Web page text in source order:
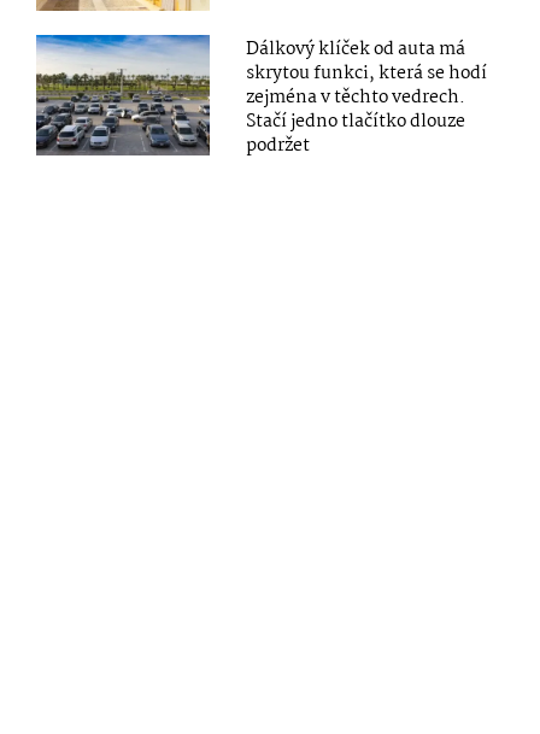
Dálkový klíček od auta má
skrytou funkci, která se hodí
zejména v těchto vedrech.
Stačí jedno tlačítko dlouze
podržet